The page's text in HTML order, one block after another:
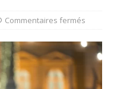
Commentaires fermés